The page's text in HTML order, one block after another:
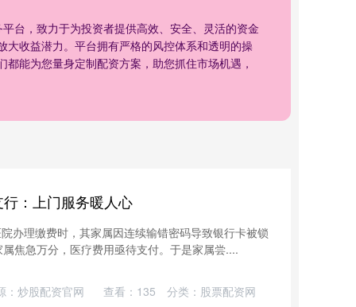
台，致力于为投资者提供高效、安全、灵活的资金
收益潜力。平台拥有严格的风控体系和透明的操
能为您量身定制配资方案，助您抓住市场机遇，
：上门服务暖人心
办理缴费时，其家属因连续输错密码导致银行卡被锁
焦急万分，医疗费用亟待支付。于是家属尝....
：炒股配资官网 查看： 135 分类： 股票配资网